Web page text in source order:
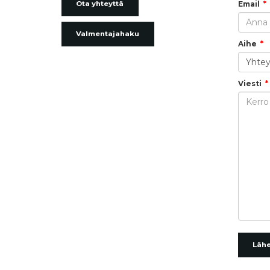
Ota yhteyttä
Valmentajahaku
Email
Aihe
Viesti